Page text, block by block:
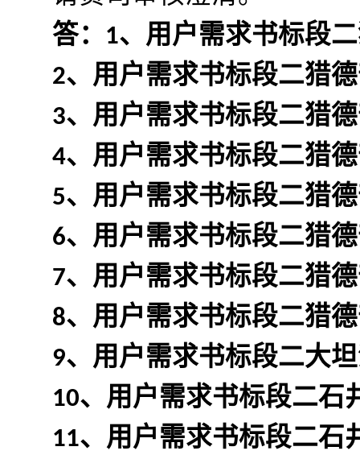
答：1、用户需求书标段
2、用户需求书标段二猎
3、用户需求书标段二猎
4、用户需求书标段二猎
5、用户需求书标段二猎
6、用户需求书标段二猎
7、用户需求书标段二猎
8、用户需求书标段二猎
9、用户需求书标段二大
10、用户需求书标段二石
11、用户需求书标段二石